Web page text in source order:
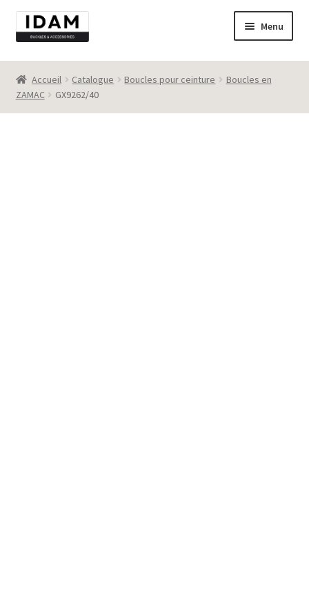
Aller
à
Aller
au
Menu
Catalogue
New
Accueil Catalogue Boucles pour ceinture
Boucles en
ZAMAC
GX9262/40